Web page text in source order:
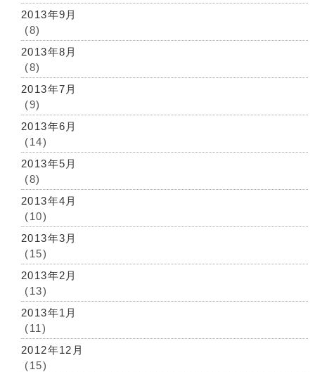
2013年9月
(8)
2013年8月
(8)
2013年7月
(9)
2013年6月
(14)
2013年5月
(8)
2013年4月
(10)
2013年3月
(15)
2013年2月
(13)
2013年1月
(11)
2012年12月
(15)